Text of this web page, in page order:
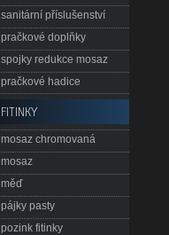
sanitární příslušenství
pračkové doplňky
spojky redukce mosaz
pračkové hadice
FITINKY
mosaz chromovaná
mosaz
měď
pájky pasty
pozink fitinky